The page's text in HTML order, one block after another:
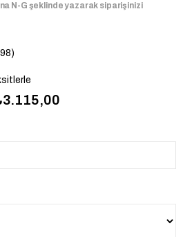
N-G şeklinde yazarak siparişinizi